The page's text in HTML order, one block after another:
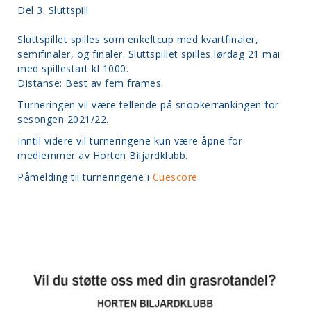
Del 3. Sluttspill
Sluttspillet spilles som enkeltcup med kvartfinaler,
semifinaler, og finaler. Sluttspillet spilles lørdag 21 mai
med spillestart kl 1000.
Distanse: Best av fem frames.
Turneringen vil være tellende på snookerrankingen for
sesongen 2021/22.
Inntil videre vil turneringene kun være åpne for
medlemmer av Horten Biljardklubb.
Påmelding til turneringene i Cuescore.